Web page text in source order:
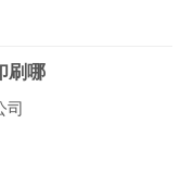
刷哪
司